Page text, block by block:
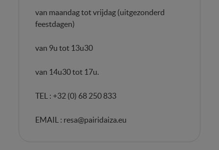
van maandag tot vrijdag (uitgezonderd
feestdagen)
van 9u tot 13u30
van 14u30 tot 17u.
TEL : +32 (0) 68 250 833
EMAIL : resa@pairidaiza.eu